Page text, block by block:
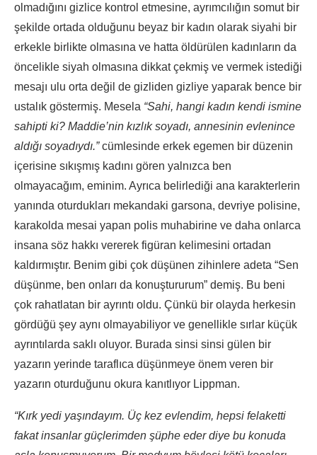
olmadığını gizlice kontrol etmesine, ayrımcılığın somut bir
şekilde ortada olduğunu beyaz bir kadın olarak siyahi bir
erkekle birlikte olmasına ve hatta öldürülen kadınların da
öncelikle siyah olmasına dikkat çekmiş ve vermek istediği
mesajı ulu orta değil de gizliden gizliye yaparak bence bir
ustalık göstermiş. Mesela “Sahi, hangi kadın kendi ismine
sahipti ki? Maddie’nin kızlık soyadı, annesinin evlenince
aldığı soyadıydı.”cümlesinde erkek egemen bir düzenin
içerisine sıkışmış kadını gören yalnızca ben
olmayacağım, eminim. Ayrıca belirlediği ana karakterlerin
yanında oturdukları mekandaki garsona, devriye polisine,
karakolda mesai yapan polis muhabirine ve daha onlarca
insana söz hakkı vererek figüran kelimesini ortadan
kaldırmıştır. Benim gibi çok düşünen zihinlere adeta “Sen
düşünme, ben onları da konuştururum” demiş. Bu beni
çok rahatlatan bir ayrıntı oldu. Çünkü bir olayda herkesin
gördüğü şey aynı olmayabiliyor ve genellikle sırlar küçük
ayrıntılarda saklı oluyor. Burada sinsi sinsi gülen bir
yazarın yerinde taraflıca düşünmeye önem veren bir
yazarın oturduğunu okura kanıtlıyor Lippman.
“Kırk yedi yaşındayım. Üç kez evlendim, hepsi felaketti
fakat insanlar güçlerimden şüphe eder diye bu konuda